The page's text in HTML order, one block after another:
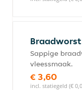
Braadworst
Sappige
vleessmaak.
€ 3,60
incl. statiegeld (€